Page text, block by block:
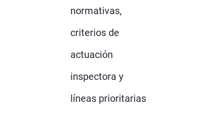
normativas,
criterios de
actuación
inspectora y
líneas prioritarias